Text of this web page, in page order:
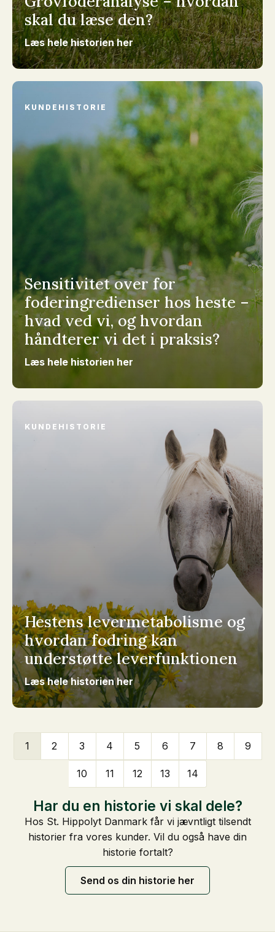
skal du læse den?
Læs hele historien her
KUNDEHISTORIE
Sensitivitet over for
foderingredienser hos heste –
hvad ved vi, og hvordan
håndterer vi det i praksis?
Læs hele historien her
KUNDEHISTORIE
Hestens levermetabolisme og
hvordan fodring kan
understøtte leverfunktionen
Læs hele historien her
1 2 3 4 5 6 7 8 9
10 11 12 13 14
Har du en historie vi skal dele?
Hos St. Hippolyt Danmark får vi jævntligt tilsendt
historier fra vores kunder. Vil du også have din
historie fortalt?
Send os din historie her